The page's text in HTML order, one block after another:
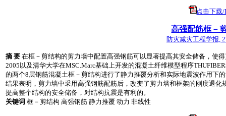
点击下载/
高强配筋框－
防灾减灾工程学报,
摘 要 在框－剪结构的剪力墙中配置高强钢筋可以显著提高其安全储备，使
2005以及清华大学在MSC.Marc基础上开发的混凝土纤维模型程序
的两个8层钢筋混凝土框－剪结构进行了静力推覆分析和实际地震波作用下
结果表明，剪力墙中采用高强钢筋配筋后，改变了剪力墙和框架的刚度退
提高整个结构的安全储备，对结构抗震是有利的。
关键词 框－剪结构 高强钢筋 静力推覆 动力 非线性